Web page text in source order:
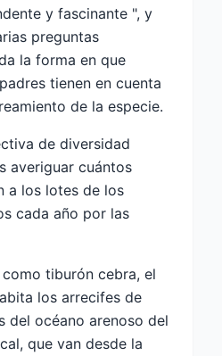
y fascinante ", y
preguntas
la forma en que
tienen en cuenta
de la especie.
de diversidad
averiguar cuántos
a los lotes de los
cada año por las
tiburón cebra, el
los arrecifes de
del océano arenoso del
que van desde la